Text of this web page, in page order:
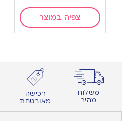
צפיה במוצר
משלוח
מהיר
רכישה
מאובטחת